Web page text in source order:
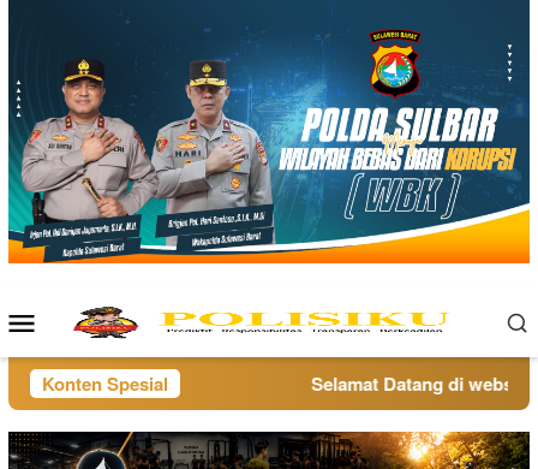
Menu
Mobile
Konten Spesial Selamat Datang di website